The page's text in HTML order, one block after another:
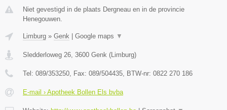
Niet gevestigd in de plaats Dergneau en in de provincie
Henegouwen.
Limburg » Genk Google maps ▼
Sledderloweg 26, 3600 Genk (Limburg)
Tel: 089/353250, Fax: 089/504435, BTW-nr: 0822 270 186
E-mail › Apotheek Bollen Els bvba